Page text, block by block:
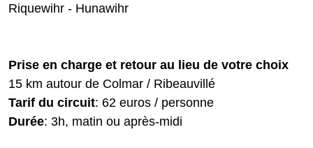
Riquewihr - Hunawihr
Prise en charge et retour au lieu de votre choix
15 km autour de Colmar / Ribeauvillé
Tarif du circuit: 62 euros / personne
Durée: 3h, matin ou après-midi